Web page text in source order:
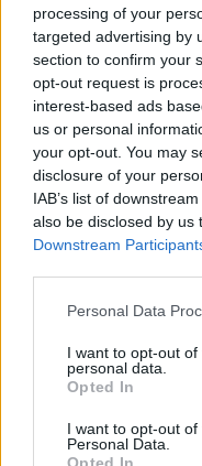
processing of your
targeted advertising by
section to confirm your
opt-out request is
interest-based ads
us or personal
your opt-out. You may
disclosure of your
IAB’s list of
also be disclosed by us
Downstream
Personal Data
I want to opt-out
personal data.
Opted In
I want to opt-out
Personal Data.
Opted In
Estuche de
Comprar
Estuche Semi-
Comprar
✔ Garantía de
Cambio Gratuito
Devoluciones fáciles
Garantía contra
Cuidados y
FAQ - Preguntas
Servicio Postventa